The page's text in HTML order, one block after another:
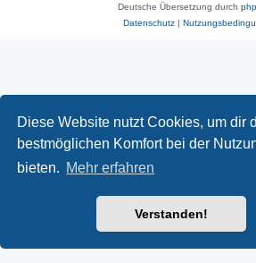
Diese Website nutzt Cookies, um dir
bestmöglichen Komfort bei der
bieten. Mehr erfahren
Verstanden!
Deutsche Übersetzung durch
Datenschutz|